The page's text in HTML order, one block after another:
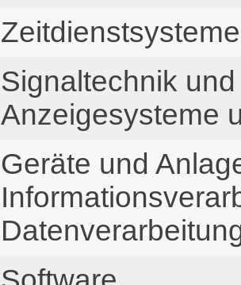
Signaltechnik
Anzeigesysteme
Geräte und